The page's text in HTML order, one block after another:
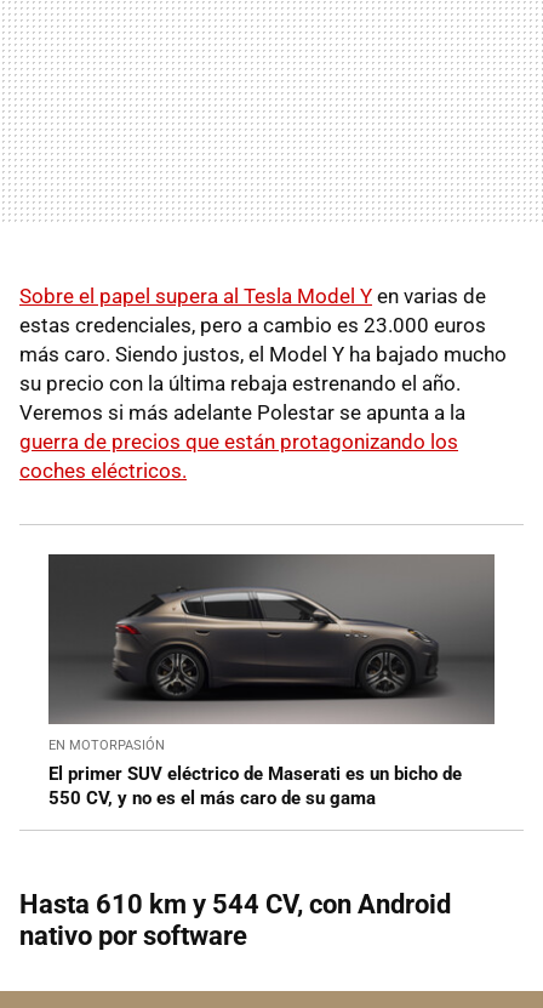
Sobre el papel supera al Tesla Model Y en varias de
estas credenciales, pero a cambio es 23.000 euros
más caro. Siendo justos, el Model Y ha bajado mucho
su precio con la última rebaja estrenando el año.
Veremos si más adelante Polestar se apunta a la
guerra de precios que están protagonizando los
coches eléctricos.
EN MOTORPASIÓN
El primer SUV eléctrico de Maserati es un bicho de
550 CV, y no es el más caro de su gama
Hasta 610 km y 544 CV, con Android
nativo por software